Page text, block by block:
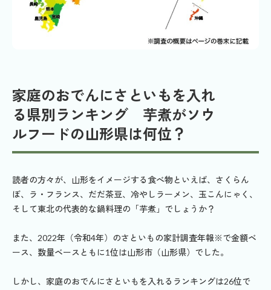
家庭のおでんにさといもを入れ
る県別ランキング 芋煮がソウ
ルフードの山形県は何位？
読者の方々が、山形をイメージする食べ物といえば、さくらん
ぼ、ラ・フランス、だだ茶豆、冷やしラーメン、玉こんにゃく、
そして東北の代表的な鍋料理の「芋煮」でしょうか？
また、2022年（令和4年）のさといもの家計調査年報※で金額ベ
ース、数量ベースともに1位は山形市（山形県）でした。
しかし、家庭のおでんにさといもを入れるランキングは26位で